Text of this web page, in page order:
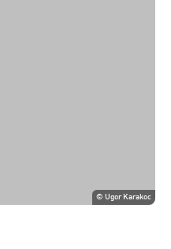
©Ugor Karakoc